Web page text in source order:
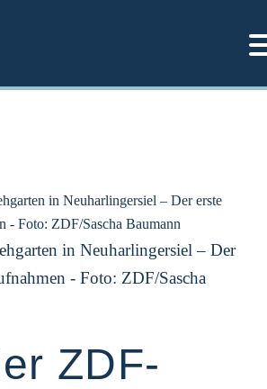
in Neuharlingersiel – Der
- Foto: ZDF/Sascha
ZDF-